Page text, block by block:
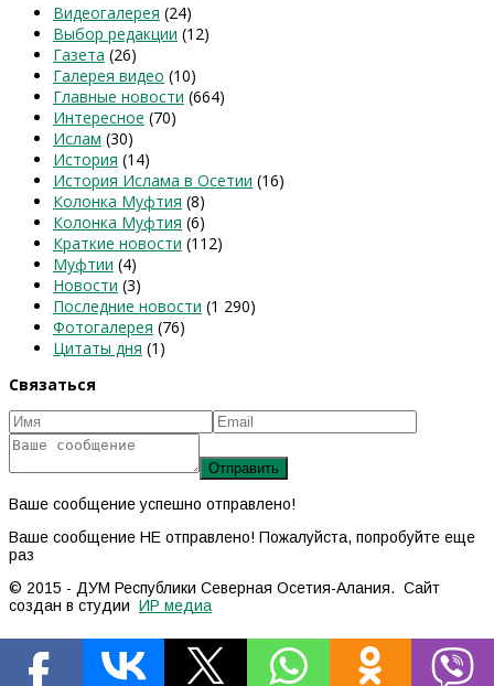
Видеогалерея (24)
Выбор редакции (12)
Газета (26)
Галерея видео (10)
Главные новости (664)
Интересное (70)
Ислам (30)
История (14)
История Ислама в Осетии (16)
Колонка Муфтия (8)
Колонка Муфтия (6)
Краткие новости (112)
Муфтии (4)
Новости (3)
Последние новости (1 290)
Фотогалерея (76)
Цитаты дня (1)
Связаться
Ваше сообщение успешно отправлено!
Ваше сообщение НЕ отправлено! Пожалуйста, попробуйте еще
раз
© 2015 - ДУМ Республики Северная Осетия-Алания. Сайт
создан в студии ИР медиа